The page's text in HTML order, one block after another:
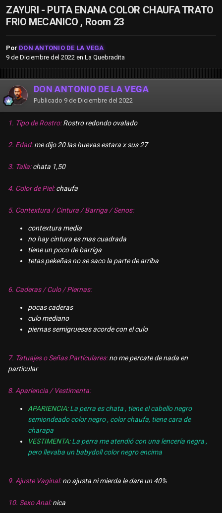
ZAYURI - PUTA ENANA COLOR CHAUFA TRATO
FRIO MECANICO , Room 23
Por DON ANTONIO DE LA VEGA
9 de Diciembre del 2022 en La Quebradita
DON ANTONIO DE LA VEGA
Publicado 9 de Diciembre del 2022
1. Tipo de Rostro:Rostro redondo ovalado
2. Edad:me dijo 20 las huevas estara x sus 27
3. Talla:chata 1,50
4. Color de Piel:chaufa
5. Contextura / Cintura / Barriga / Senos:
contextura media
no hay cintura es mas cuadrada
tiene un poco de barriga
tetas pekeñas no se saco la parte de arriba
6. Caderas / Culo / Piernas:
pocas caderas
culo mediano
piernas semigruesas acorde con el culo
7. Tatuajes o Señas Particulares:no me percate de nada en
particular
8. Apariencia / Vestimenta:
APARIENCIA: La perra es chata , tiene el cabello negro
semiondeado color negro , color chaufa, tiene cara de
charapa
VESTIMENTA: La perra me atendió con una lencería negra ,
pero llevaba un babydoll color negro encima
9. Ajuste Vaginal:no ajusta ni mierda le dare un 40%
10. Sexo Anal:nica